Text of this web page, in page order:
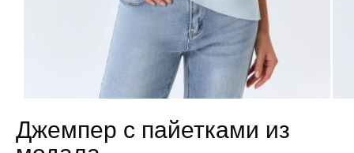
Джемпер с пайетками из